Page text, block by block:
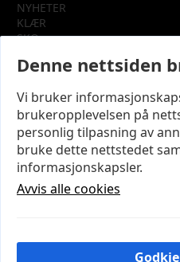
NYHETER
KLÆR
SKO
SALG
INFORMASJON
KUNDEKLUBB
KONTAKT OSS
KJØPSVILKÅR OG BETINGELSER
PERSONVERN
Denne nettsiden
Vi bruker
brukeropplevelsen på
personlig tilpasning av
bruke dette nettstedet
informasjonskapsler.
Avvis alle cookies